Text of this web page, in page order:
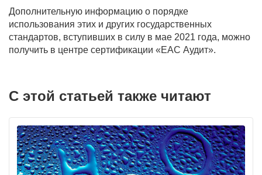
Дополнительную информацию о порядке
использования этих и других государственных
стандартов, вступивших в силу в мае 2021 года, можно
получить в центре сертификации «ЕАС Аудит».
С этой статьей также читают